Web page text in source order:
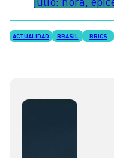
ACTUALIDAD BRASIL BRICS